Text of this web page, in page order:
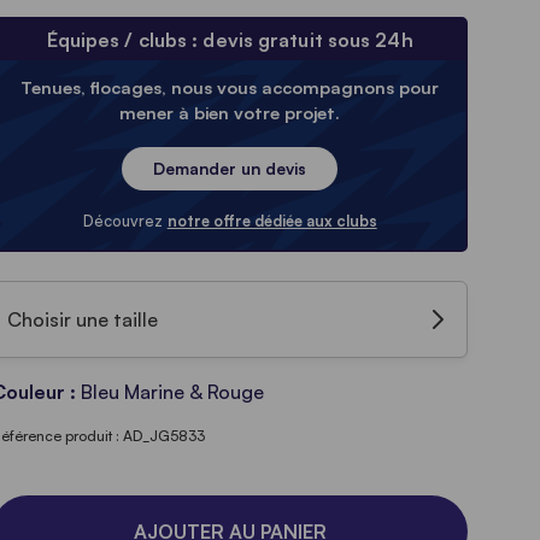
Équipes / clubs : devis gratuit sous 24h
Tenues, flocages, nous vous accompagnons pour
mener à bien votre projet.
Demander un devis
Découvrez notre offre dédiée aux clubs
Choisir une taille
: Bleu Marine & Rouge
produit : AD_JG5833
AJOUTER AU PANIER